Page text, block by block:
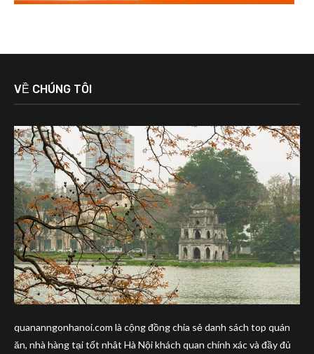
VỀ CHÚNG TÔI
quananngonhanoi.com là cộng đồng chia sẻ danh sách top quán
ăn, nhà hàng tại tốt nhât Hà Nội khách quan chính xác và đầy đủ